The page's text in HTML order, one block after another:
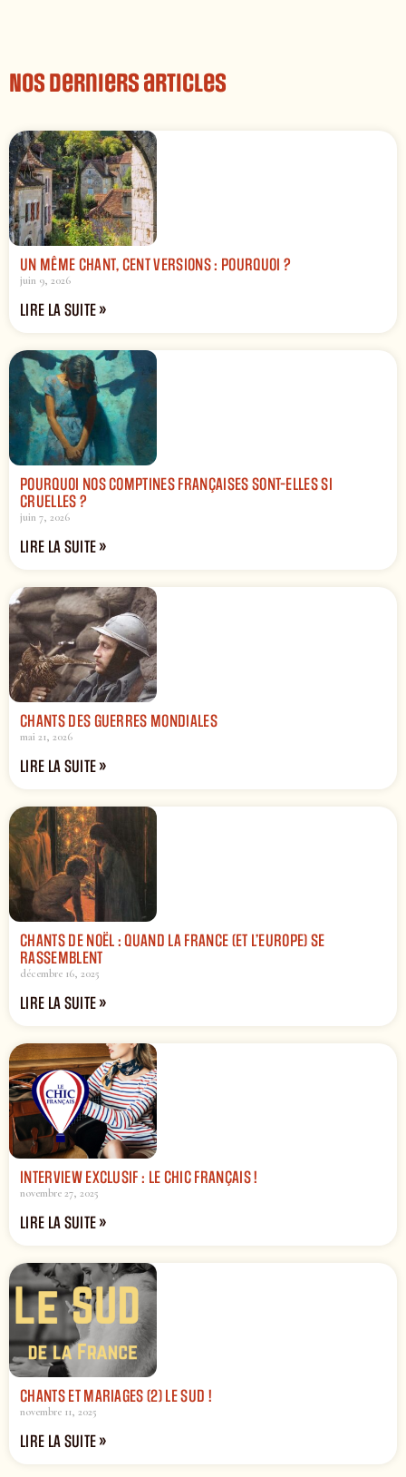
Nos derniers articles
UN MÊME CHANT, CENT VERSIONS : POURQUOI ?
juin 9, 2026
LIRE LA SUITE »
POURQUOI NOS COMPTINES FRANÇAISES SONT-ELLES SI
CRUELLES ?
juin 7, 2026
LIRE LA SUITE »
CHANTS DES GUERRES MONDIALES
mai 21, 2026
LIRE LA SUITE »
CHANTS DE NOËL : QUAND LA FRANCE (ET L’EUROPE) SE
RASSEMBLENT
décembre 16, 2025
LIRE LA SUITE »
INTERVIEW EXCLUSIF : LE CHIC FRANÇAIS !
novembre 27, 2025
LIRE LA SUITE »
CHANTS ET MARIAGES (2) LE SUD !
novembre 11, 2025
LIRE LA SUITE »